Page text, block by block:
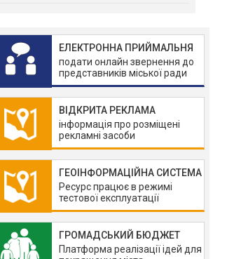
ЕЛЕКТРОННА ПРИЙМАЛЬНЯ
подати онлайн звернення до
представників міської ради
ВІДКРИТА РЕКЛАМА
інформація про розміщені
рекламні засоби
ГЕОІНФОРМАЦІЙНА СИСТЕМА
Ресурс працює в режимі
тестової експлуатації
ГРОМАДСЬКИЙ БЮДЖЕТ
Платформа реалізації ідей для